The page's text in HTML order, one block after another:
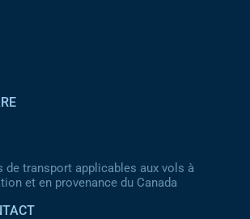
de transport applicables aux vols à
et en provenance du Canada